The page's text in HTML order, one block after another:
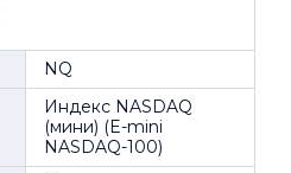
NQ
Индекс NASDAQ
(мини) (E-mini
NASDAQ-100)